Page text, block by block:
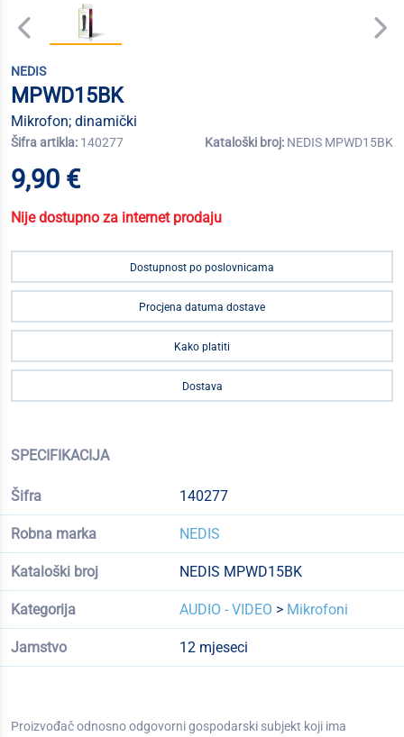
NEDIS
MPWD15BK
Mikrofon; dinamički
Šifra artikla: 140277 Kataloški broj: NEDIS MPWD15BK
9,90 €
Nije dostupno za internet prodaju
Dostupnost po poslovnicama
Procjena datuma dostave
Kako platiti
Dostava
SPECIFIKACIJA
Šifra 140277
Robna marka NEDIS
Kataloški broj NEDIS MPWD15BK
Kategorija AUDIO - VIDEO > Mikrofoni
Jamstvo 12 mjeseci
Proizvođač odnosno odgovorni gospodarski subjekt koji ima